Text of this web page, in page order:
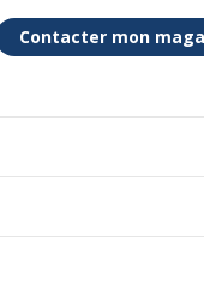
Contacter mon